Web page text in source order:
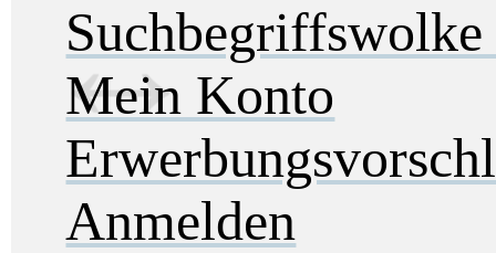
Mein Konto
Anmelden